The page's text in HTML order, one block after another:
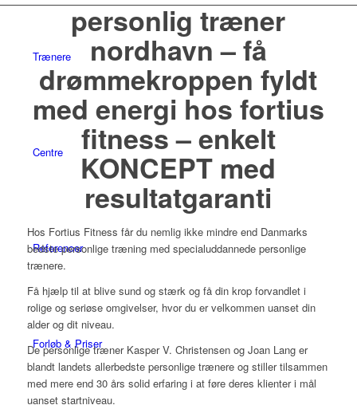
Trænere
Centre
Referencer
Forløb & Priser
personlig træner
nordhavn – få
drømmekroppen fyldt
med energi hos fortius
fitness – enkelt
KONCEPT med
resultatgaranti
Hos Fortius Fitness får du nemlig ikke mindre end Danmarks
bedste personlige træning med specialuddannede personlige
trænere.
Få hjælp til at blive sund og stærk og få din krop forvandlet i
rolige og seriøse omgivelser, hvor du er velkommen uanset din
alder og dit niveau.
De personlige træner Kasper V. Christensen og Joan Lang er
blandt landets allerbedste personlige trænere og stiller tilsammen
med mere end 30 års solid erfaring i at føre deres klienter i mål
uanset startniveau.